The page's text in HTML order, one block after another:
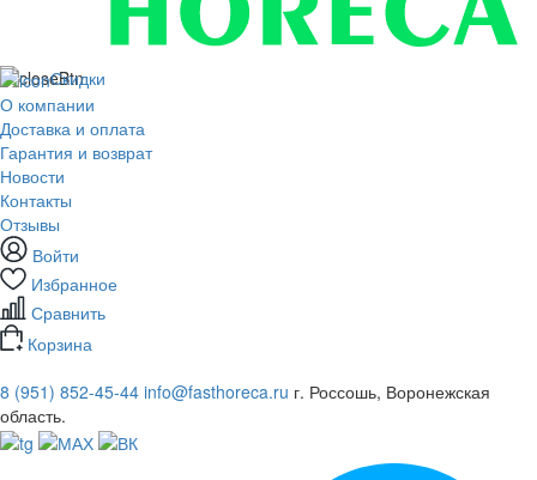
Скидки
О компании
Доставка и оплата
Гарантия и возврат
Новости
Контакты
Отзывы
Войти
Избранное
Сравнить
Корзина
8 (951) 852-45-44 info@fasthoreca.ru г. Россошь, Воронежская
область.